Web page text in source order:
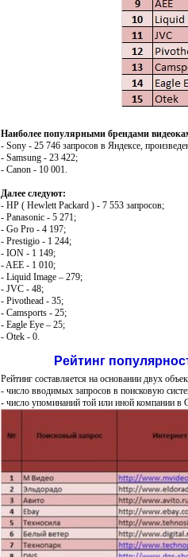
Наиболее популярными брендами
- Sony - 25 746 запросов в Яндексе,
- Samsung - 23 422;
- Canon - 10 001.
Далееследуют:
- HP ( Hewlett Packard ) - 7 553 запросов;
- Panasonic - 5 271;
- Go Pro - 4 197;
- Prestigio - 1 244;
- ION - 1 149;
- AEE - 1 010;
- Liquid Image – 279;
- JVC - 48;
- Pivothead - 35;
- Camsports - 25;
- Eagle Eye – 25;
- Otek - 0.
Рейтинг
Рейтинг составляется на основании двух
- число вводимых запросов в поисковую
- число упоминаний той или иной компании в